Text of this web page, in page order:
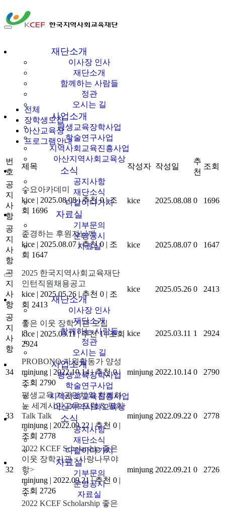
한국지역사회교육
재단
재단소개
이사장 인사
재단소개
함께하는 사람들
정관
오시는 길
사업소개
평생교육장학사업
학술연구사업
지역사회교육진흥사업
아산지역사회교육상
소식
공지사항
재단소식
다같이다가치
자료실
기부문의
운영공시
자료실
재단소개
이사장 인사
재단소개
함께하는 사람들
정관
오시는 길
사업소개
평생교육장학사업
학술연구사업
지역사회교육진흥사업
아산지역사회교육상
소식
공지사항
재단소식
다같이다가치
자료실
기부문의
운영공시
자료실
소식
공지사항
전체
장학생모집
아산교육상
프로그램안내
번
호
제목 작성자 작성일
추
천
조회
공
지
사
항
수요아카데미
kice | 2025.08.08 | 추천 0 | 조
회 1696
kice 2025.08.08 0 1696
공
지
사
항
존경하는 후원자님께
kice | 2025.08.07 | 추천 0 | 조
회 1647
kice 2025.08.07 0 1647
공
지
사
항
2025 한국지역사회교육재단
인턴직원채용공고
kice | 2025.05.26 | 추천 0 | 조
회 2413
kice 2025.05.26 0 2413
공
지
사
항
좋은 이웃 장학기관 모집
kice | 2025.03.11 | 추천 1 | 조회
2924
kice 2025.03.11 1 2924
34
PROBONO 자원활동가 양성
minjung | 2022.10.14 | 추천 0 |
조회 2790
minjung 2022.10.14 0 2790
33
평생교육 기관단체와 함께하
는 세계시민교육 포럼 & 평화
Talk Talk
minjung | 2022.09.22 | 추천 0 |
조회 2778
minjung 2022.09.22 0 2778
32
2022 KCEF Scholarship 좋은
이웃 장학기관 <사랑나무야
학>
minjung | 2022.09.21 | 추천 0 |
조회 2726
minjung 2022.09.21 0 2726
2022 KCEF Scholarship 좋은